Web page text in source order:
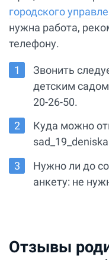
городского
нужна работа,
телефону.
Звонить
детским
20-26-50.
Куда можно
Нужно ли до
анкету: не
Отзывы